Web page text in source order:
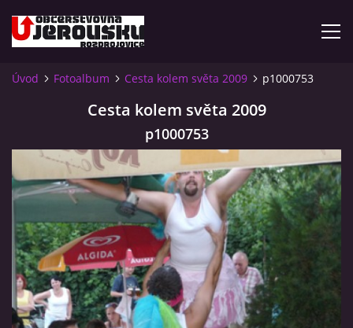
VIDLÁCKÝ VÍCEBOJ 2023 - VIDEO
OTEVÍRACÍ DOBA
VIDLÁCKÝ VÍCEBOJ 2020 - ČLÁNEK Z ROZDROJOVICKÉ
DRBNY 4/2020
Úvod Fotoalbum Cesta kolem světa 2009 p1000753
Cesta kolem světa 2009
p1000753